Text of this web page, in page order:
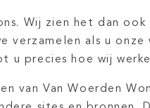
Wij zien het dan
verzamelen als u
u precies hoe wij
van Van Woerden